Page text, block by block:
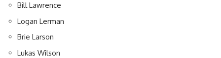
Bill Lawrence
Logan Lerman
Brie Larson
Lukas Wilson